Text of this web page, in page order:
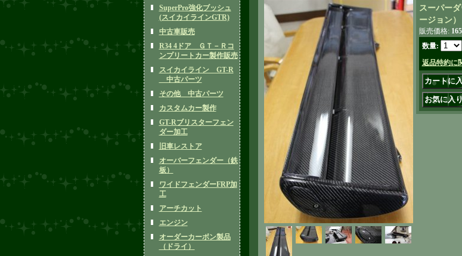
SuperPro強化ブッシュ
(スイカイラインGTR)
中古車販売
R34 4ドア ＧＴ－Ｒコ
ンプリートカー製作販売
スイカイライン GT-R
中古パーツ
その他 中古パーツ
カスタムカー製作
GT-Rブリスターフェン
ダー加工
旧車レストア
オーバーフェンダー（鉄
板）
ワイドフェンダーFRP加
工
アーチカット
エンジン
オーダーカーボン製品
（ドライ）
スーパー
ージョン）
販売価格:
数量:
返品特約に